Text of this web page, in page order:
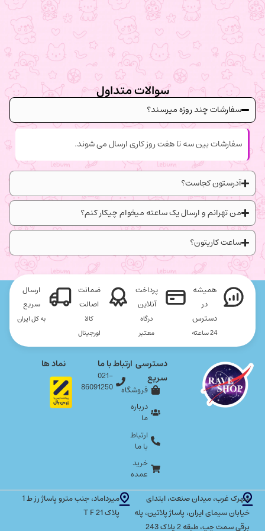
سوالات متداول
سفارشات چند روزه میرسند؟
سفارشات بین سه تا هفت روز کاری ارسال می شوند.
آدرستون کجاست؟
من تهرانم و ارسال یک ساعته میخوام چیکار کنم؟
ساعت کاریتون؟
همیشه
در
دسترس
24 ساعته
پرداخت
آنلاین
درگاه
معتبر
ضمانت
اصالت
کالا
اورجینال
ارسال
سریع
به کل ایران
شهرک غرب، میدان صنعت، ابتدای
خیابان سیمای ایران، پاساژ پلاتین، پله
برقی سمت چپ، طبقه 2 پلاک 243
میرداماد، جنب مترو پاساژ رز ط 1
پلاک T F 21
دسترسی
سریع
فروشگاه
درباره
ما
ارتباط
با ما
خرید
عمده
ارتباط با ما
021-
86091250
نماد ها